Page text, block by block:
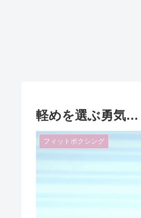
軽めを選ぶ勇気…
フィットボクシング